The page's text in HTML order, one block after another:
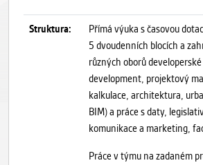
Struktura:
Přímá výuka s časovou
5 dvoudenních blocích a
různých oborů
development, projektový
kalkulace, architektura,
BIM) a práce s daty,
komunikace a marketing,
Práce v týmu na zadaném